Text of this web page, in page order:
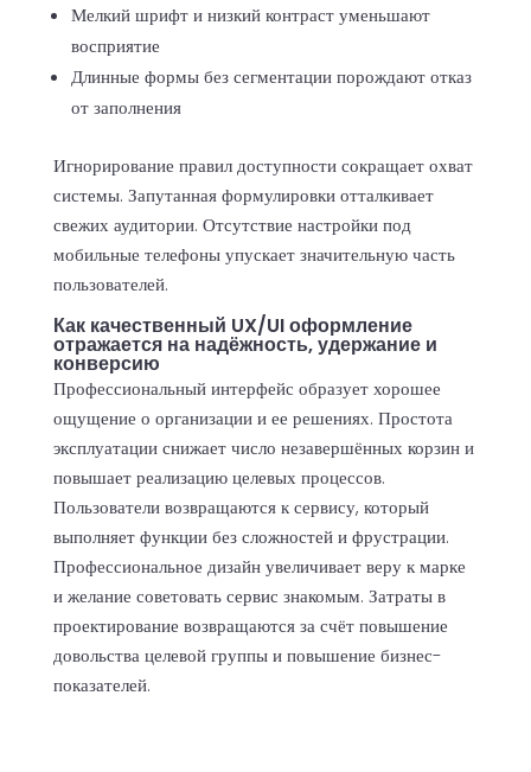
Мелкий шрифт и низкий контраст уменьшают
восприятие
Длинные формы без сегментации порождают отказ
от заполнения
Игнорирование правил доступности сокращает охват
системы. Запутанная формулировки отталкивает
свежих аудитории. Отсутствие настройки под
мобильные телефоны упускает значительную часть
пользователей.
Как качественный UX/UI оформление
отражается на надёжность, удержание и
конверсию
Профессиональный интерфейс образует хорошее
ощущение о организации и ее решениях. Простота
эксплуатации снижает число незавершённых корзин и
повышает реализацию целевых процессов.
Пользователи возвращаются к сервису, который
выполняет функции без сложностей и фрустрации.
Профессиональное дизайн увеличивает веру к марке
и желание советовать сервис знакомым. Затраты в
проектирование возвращаются за счёт повышение
довольства целевой группы и повышение бизнес-
показателей.